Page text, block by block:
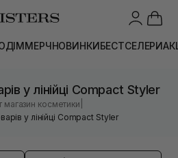
ДІММЕРЧНОВИНКИБЕСТСЕЛЕРИ
у лінійці Compact Styler
магазин косметики
у лінійці Compact Styler